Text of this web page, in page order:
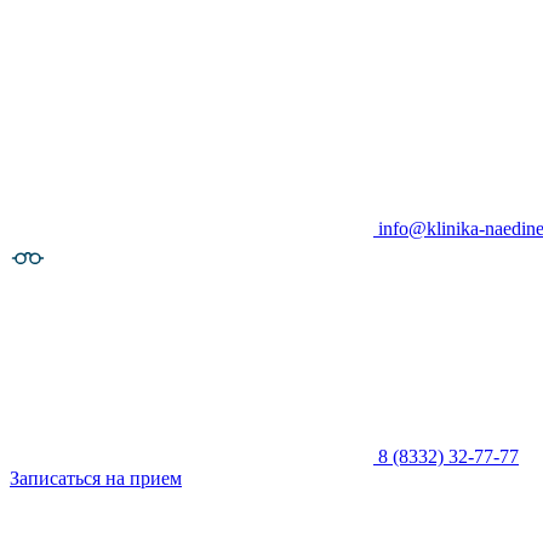
info@klinika-
8 (8332) 32-77-77
Записаться на прием